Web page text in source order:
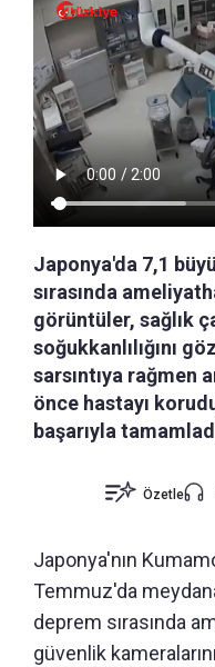
Japonya'da 7,1
sırasında
görüntüler, sağlık
soğukkanlılığını
sarsıntıya rağmen
önce hastayı
başarıyla
Özetle
Japonya'nın
Temmuz'da
deprem sırasında
güvenlik